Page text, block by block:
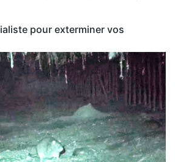
pour exterminer vos